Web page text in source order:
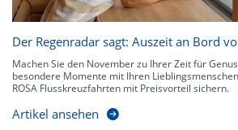
Der Regenradar sagt: Auszeit an Bord
Machen Sie den November zu Ihrer Zeit für
besondere Momente mit Ihren
ROSA Flusskreuzfahrten mit Preisvorteil sichern.
Artikel ansehen